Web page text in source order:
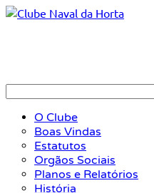
O Clube
Boas Vindas
Estatutos
Orgãos Sociais
Planos e Relatórios
História